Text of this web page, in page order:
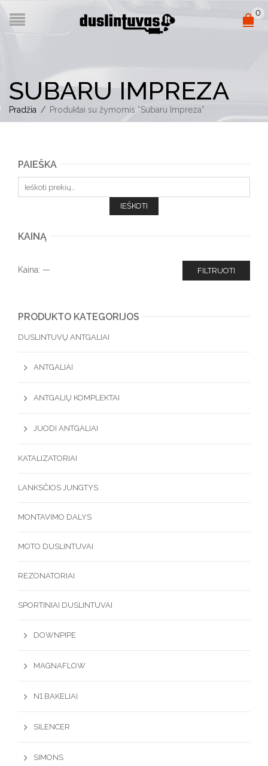
0
SUBARU IMPREZA
Pradžia / Produktai su žymomis “Subaru Impreza”
PAIEŠKA
IEŠKOTI
KAINĄ
FILTRUOTI
Kaina: —
PRODUKTO KATEGORIJOS
DUSLINTUVŲ ANTGALIAI
ANTGALIAI
ANTGALIŲ KOMPLEKTAI
JUODI ANTGALIAI
KATALIZATORIAI
LANKSČIOS JUNGTYS
MONTAVIMO DALYS
MOTO DUSLINTUVAI
REZONATORIAI
SPORTINIAI DUSLINTUVAI
DOWNPIPE
MAGNAFLOW
N1 BAKELIAI
SILENCER
SIMONS